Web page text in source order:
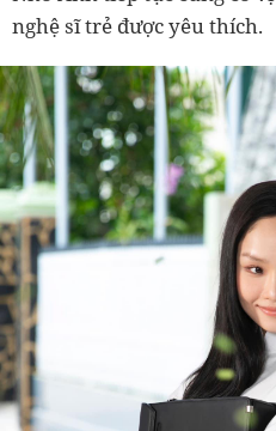
nghệ sĩ trẻ được yêu thích.